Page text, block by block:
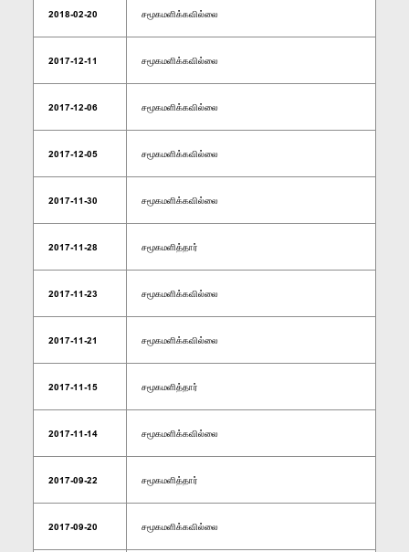
2018-02-20 சமூகமளிக்கவில்லை
2017-12-11 சமூகமளிக்கவில்லை
2017-12-06 சமூகமளிக்கவில்லை
2017-12-05 சமூகமளிக்கவில்லை
2017-11-30 சமூகமளிக்கவில்லை
2017-11-28 சமூகமளித்தார்
2017-11-23 சமூகமளிக்கவில்லை
2017-11-21 சமூகமளிக்கவில்லை
2017-11-15 சமூகமளித்தார்
2017-11-14 சமூகமளிக்கவில்லை
2017-09-22 சமூகமளித்தார்
2017-09-20 சமூகமளிக்கவில்லை